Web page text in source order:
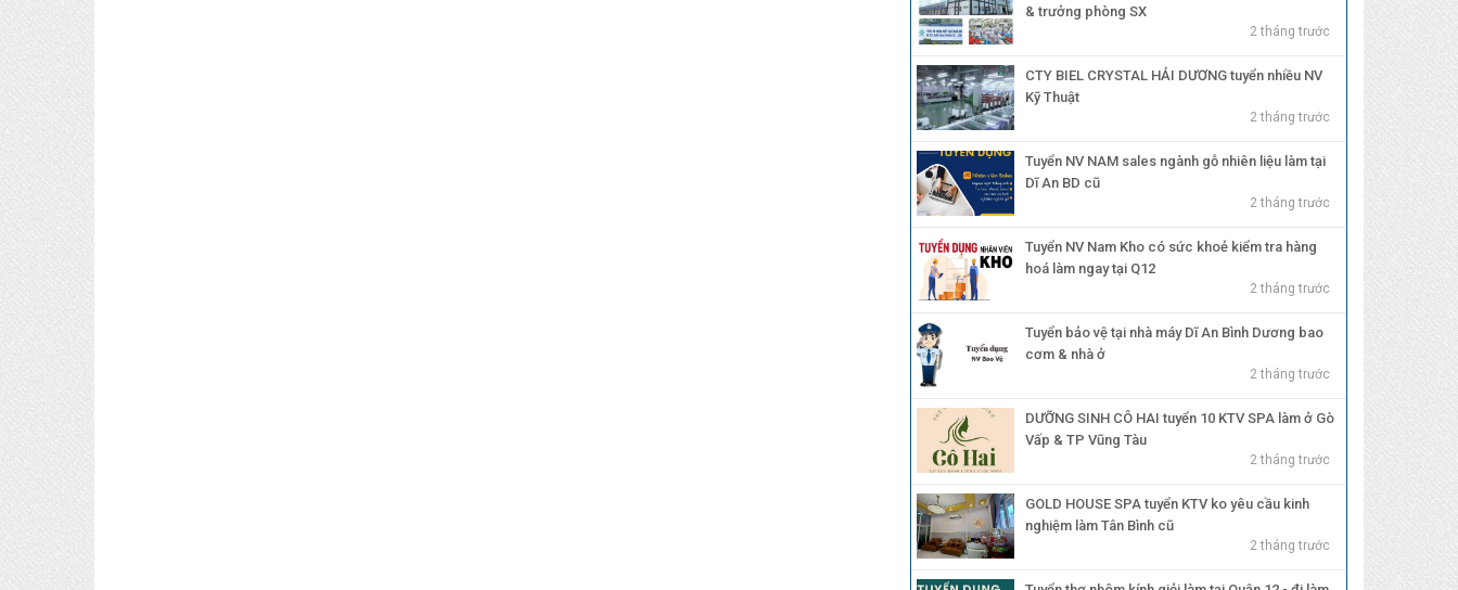
& trưởng phòng SX
2 tháng trước
CTY BIEL CRYSTAL HẢI DƯƠNG tuyển nhiều NV
Kỹ Thuật
2 tháng trước
Tuyển NV NAM sales ngành gỗ nhiên liệu làm tại
Dĩ An BD cũ
2 tháng trước
Tuyển NV Nam Kho có sức khoẻ kiểm tra hàng
hoá làm ngay tại Q12
2 tháng trước
Tuyển bảo vệ tại nhà máy Dĩ An Bình Dương bao
cơm & nhà ở
2 tháng trước
DƯỠNG SINH CÔ HAI tuyển 10 KTV SPA làm ở Gò
Vấp & TP Vũng Tàu
2 tháng trước
GOLD HOUSE SPA tuyển KTV ko yêu cầu kinh
nghiệm làm Tân Bình cũ
2 tháng trước